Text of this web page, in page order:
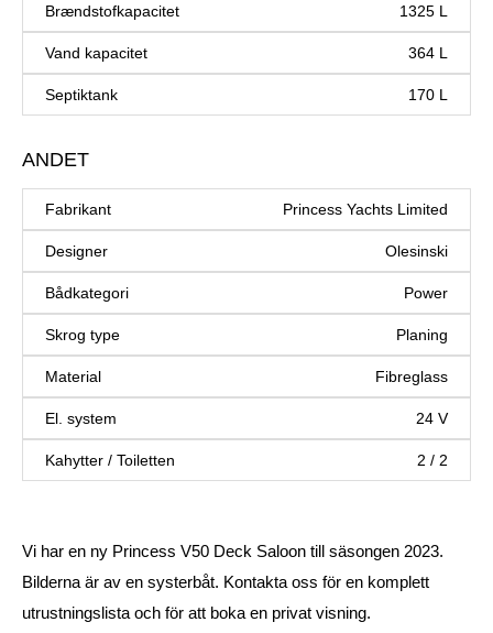
Brændstofkapacitet 1325 L
Vand kapacitet 364 L
Septiktank 170 L
ANDET
Fabrikant Princess Yachts Limited
Designer Olesinski
Bådkategori Power
Skrog type Planing
Material Fibreglass
El. system 24 V
Kahytter / Toiletten 2 / 2
Vi har en ny Princess V50 Deck Saloon till säsongen 2023.
Bilderna är av en systerbåt. Kontakta oss för en komplett
utrustningslista och för att boka en privat visning.